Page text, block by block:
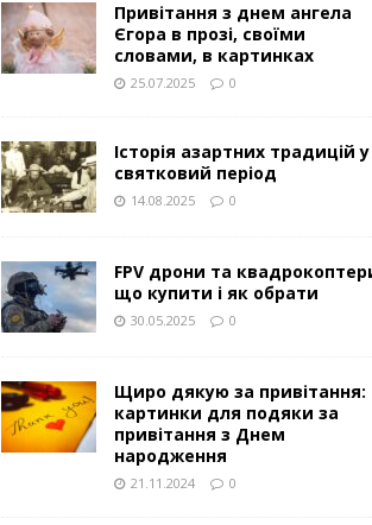
Привітання з днем ангела
Єгора в прозі, своїми
словами, в картинках
25.07.2025 0
Історія азартних традицій у
святковий період
14.08.2025 0
FPV дрони та
що купити і як обрати
30.05.2025 0
Щиро дякую за привітання:
картинки для подяки за
привітання з Днем
народження
21.11.2024 0